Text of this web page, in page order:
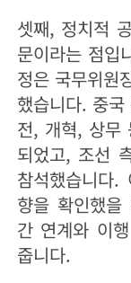
셋째, 정치적
문이라는 점입
정은 국무위원
했습니다. 중
전, 개혁, 상무
되었고, 조선
참석했습니다
향을 확인했
간 연계와 이
줍니다.